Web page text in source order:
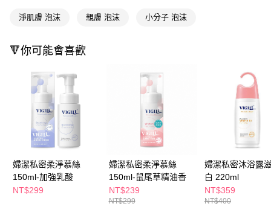
後付繳納相關費用。
客戶支援中心」https://netprotections.freshdesk.com/support/home
【注意事項】
１．透過由恩沛科技股份有限公司提供之「AFTEE先享後付」服務完成之交
易，需依本服務之必要範圍內提供個人資料，並將交易相關給付款項請求債
權轉讓予恩沛科技股份有限公司。
２．關於個人資料處理事宜，請瀏覽以下網址：
https://aftee.tw/terms/#terms3
３．未成年的使用者請事先徵得法定代理人或監護人之同意方可使用
「AFTEE先享後付」，若未經同意申辦者引起之損失，本公司不負相關責
任。
４．使用「AFTEE先享後付」時，將依據個別帳號之用戶狀況，依本公司即
時審查核予不同之上限額度；若仍有額度不足之情形，本公司將視審查結果
請求用戶進行身份認證。
５．嚴禁一人註冊多個帳號或使用他人資訊註冊。若發現惡意使用之情形，
每筆NT$65，滿NT$490(含以上)免運費
每筆NT$65，滿NT$490(含以上)免運費
付款後7-11取貨
每筆NT$65，滿NT$490(含以上)免運費
宅配(本島)
每筆NT$100，滿NT$790(含以上)免運費
付款後寶雅門市自取(由倉庫統一出貨)
每筆NT$80，滿NT$290(含以上)免運費
淨肌膚 泡沫 親膚 泡沫 小分子 泡沫
🔻你可能會喜歡
婦潔私密柔淨慕絲
150ml-加強乳酸
NT$299
婦潔私密柔淨慕絲
150ml-鼠尾草精油香
NT$239
NT$299
婦潔私密沐浴露
白 220ml
NT$359
NT$400